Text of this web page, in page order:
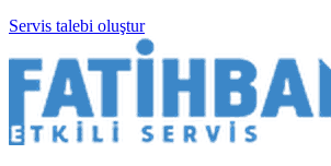
Servis talebi oluştur